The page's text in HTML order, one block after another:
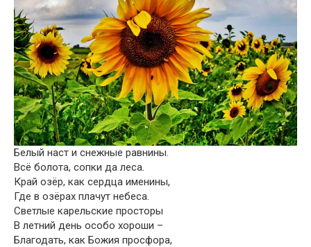
Белый наст и снежные равнины.
Всё болота, сопки да леса.
Край озёр, как сердца именины,
Где в озёрах плачут небеса.
Светлые карельские просторы
В летний день особо хороши –
Благодать, как Божия просфора,